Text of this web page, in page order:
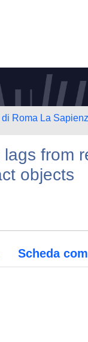
Roma La
from
objects
Scheda